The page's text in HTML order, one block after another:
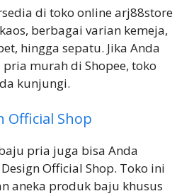
di toko online arj88store
berbagai varian kemeja,
hingga sepatu. Jika Anda
murah di Shopee, toko
kunjungi.
Official Shop
pria juga bisa Anda
Official Shop. Toko ini
aneka produk baju khusus